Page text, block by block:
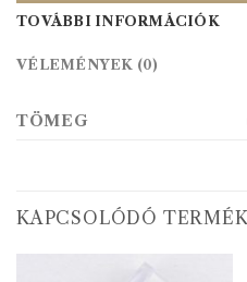
TOVÁBBI INFORMÁCIÓK
VÉLEMÉNYEK (0)
TÖMEG
KAPCSOLÓDÓ